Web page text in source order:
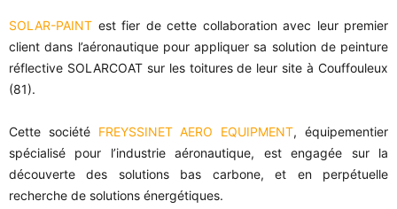
SOLAR-PAINT est fier de cette collaboration avec leur premier
client dans l’aéronautiquepour appliquer sa solution de peinture
réflective SOLARCOAT sur les toitures de leur site à Couffouleux
(81).
Cette société FREYSSINET AERO EQUIPMENT, équipementier
spécialisé pour l’industrie aéronautique, est engagée sur la
découverte des solutions bas carbone, et en perpétuelle
recherche de solutions énergétiques.